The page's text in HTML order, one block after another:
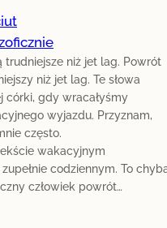
trudniejsze niż jet lag. Powrót
niż jet lag. Te słowa
córki, gdy wracałyśmy
wyjazdu. Przyznam,
często.
wakacyjnym
codziennym. To
człowiek powrót…